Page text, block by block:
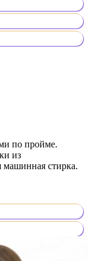
по пройме.
из
машинная стирка.